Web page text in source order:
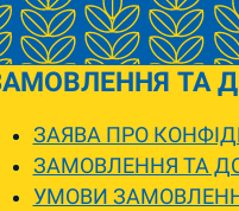
ТА
ЗАЯВА ПРО
ЗАМОВЛЕННЯ ТА
УМОВИ